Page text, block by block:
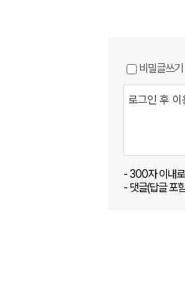
비밀글쓰기
- 300자 이내
- 댓글(답글 포